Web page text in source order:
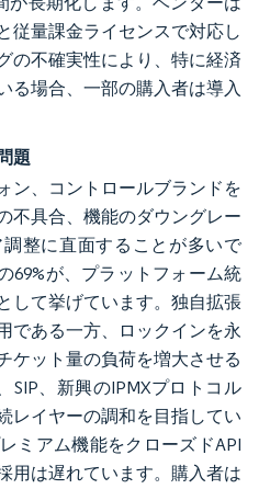
従量課金ライセンスで対応し
の不確実性により、特に経済
る場合、一部の購入者は導入
題
ン、コントロールブランドを
不具合、機能のダウングレー
整に直面することが多いで
69%が、プラットフォーム統
して挙げています。独自拡張
である一方、ロックインを永
ケット量の負荷を増大させる
SIP、新興のIPMXプロトコル
レイヤーの調和を目指してい
ミアム機能をクローズドAPI
用は遅れています。購入者は